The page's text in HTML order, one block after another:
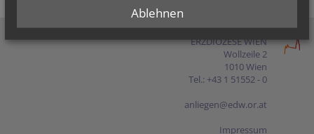
ERZDIÖZESE WIEN
Wollzeile 2
1010 Wien
Tel.: +43 1 51552 - 0
anliegen@edw.or.at
Impressum
Ablehnen